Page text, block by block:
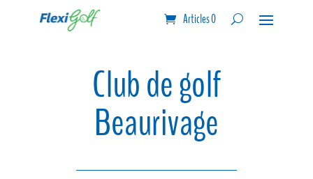
Articles 0
Club de golf
Beaurivage